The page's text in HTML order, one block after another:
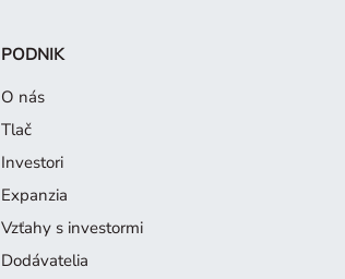
PODNIK
O nás
Tlač
Investori
Expanzia
Vzťahy s investormi
Dodávatelia